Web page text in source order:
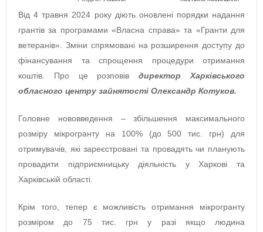
Від 4 травня 2024 року діють оновлені порядки надання
грантів за програмами «Власна справа» та «Гранти для
ветеранів». Зміни спрямовані на розширення доступу до
фінансування та спрощення процедури отримання
коштів. Про це розповівдиректор Харківського
обласного центру зайнятості Олександр Котуков.
Головне нововведення – збільшення максимального
розміру мікрогранту на 100% (до 500 тис. грн) для
отримувачів, які зареєстровані та провадять чи планують
провадити підприємницьку діяльність у Харкові та
Харківській області.
Крім того, тепер є можливість отримання мікрогранту
розміром до 75 тис. грн у разі якщо людина